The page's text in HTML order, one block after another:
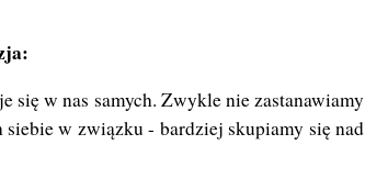
się w nas samych. Zwykle nie zastanawiamy
siebie w związku - bardziej skupiamy się nad